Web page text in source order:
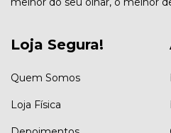
Loja Segura!
Quem Somos
Loja Física